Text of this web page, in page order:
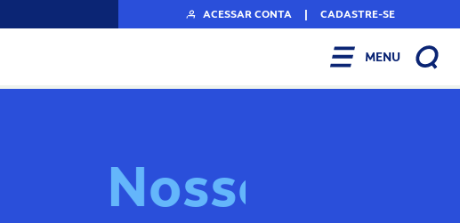
ACESSAR CONTA | CADASTRE-SE
MENU
Noss